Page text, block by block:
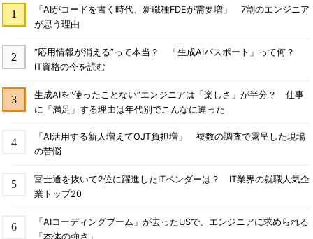
「AIがコードを書く時代、新職種FDEが需要増」 7割のエンジニア
が思う理由
“応用情報が消える”って本当？ 「生成AIパスポート」って何？
IT資格の今を読む
生成AIを“使ったことない”エンジニアは「楽しさ」が半分？ 仕事
に「満足」する理由は年代別でこんなに違った
「AI活用する新人増えてOJT負担増」 複数の調査で露呈した現場
の苦悩
富士通を抜いて2位に躍進したITベンダーは？ IT業界の就職人気企
業トップ20
「AIコーディングブーム」が去ったUSで、エンジニアに求められる
「本体の強さ」